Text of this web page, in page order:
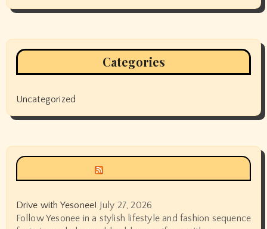
Categories
Uncategorized
Drive with Yesonee!
July 27, 2026
Follow Yesonee in a stylish lifestyle and fashion sequence